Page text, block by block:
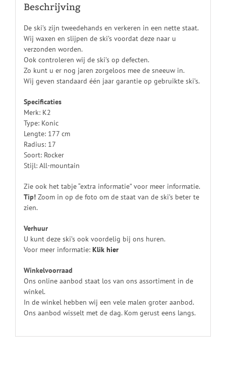
Beschrijving
De ski’s zijn tweedehands en verkeren in een nette staat.
Wij waxen en slijpen de ski’s voordat deze naar u
verzonden worden.
Ook controleren wij de ski’s op defecten.
Zo kunt u er nog jaren zorgeloos mee de sneeuw in.
Wij geven standaard één jaar garantie op gebruikte ski’s.
Specificaties
Merk: K2
Type: Konic
Lengte: 177 cm
Radius: 17
Soort: Rocker
Stijl: All-mountain
Zie ook het tabje “extra informatie” voor meer informatie.
Tip!Zoom in op de foto om de staat van de ski’s beter te
zien.
Verhuur
U kunt deze ski’s ook voordelig bij ons huren.
Voor meer informatie: Klik hier
Winkelvoorraad
Ons online aanbod staat los van ons assortiment in de
winkel.
In de winkel hebben wij een vele malen groter aanbod.
Ons aanbod wisselt met de dag. Kom gerust eens langs.